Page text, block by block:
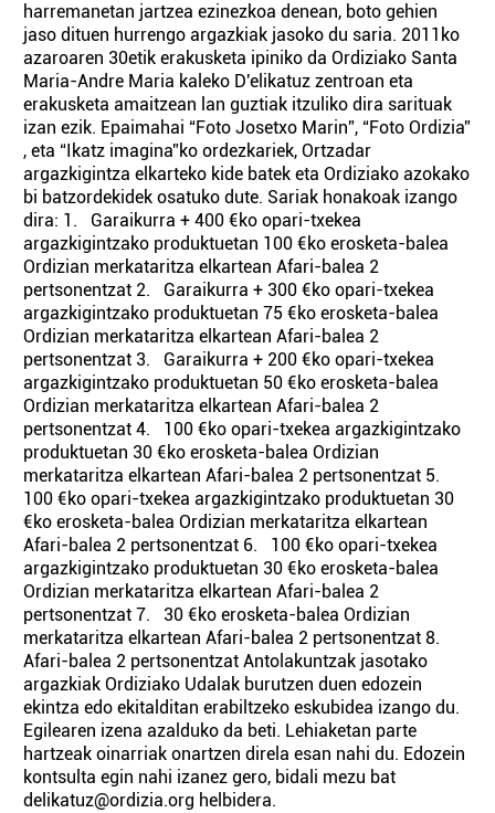
harremanetan jartzea ezinezkoa denean, boto gehien
jaso dituen hurrengo argazkiak jasoko du saria. 2011ko
azaroaren 30etik erakusketa ipiniko da Ordiziako Santa
Maria-Andre Maria kaleko D'elikatuz zentroan eta
erakusketa amaitzean lan guztiak itzuliko dira sarituak
izan ezik. Epaimahai “Foto Josetxo Marin”, “Foto Ordizia”
, eta “Ikatz imagina”ko ordezkariek, Ortzadar
argazkigintza elkarteko kide batek eta Ordiziako azokako
bi batzordekidek osatuko dute. Sariak honakoak izango
dira: 1. Garaikurra + 400 €ko opari-txekea
argazkigintzako produktuetan 100 €ko erosketa-balea
Ordizian merkataritza elkartean Afari-balea 2
pertsonentzat 2. Garaikurra + 300 €ko opari-txekea
argazkigintzako produktuetan 75 €ko erosketa-balea
Ordizian merkataritza elkartean Afari-balea 2
pertsonentzat 3. Garaikurra + 200 €ko opari-txekea
argazkigintzako produktuetan 50 €ko erosketa-balea
Ordizian merkataritza elkartean Afari-balea 2
pertsonentzat 4. 100 €ko opari-txekea argazkigintzako
produktuetan 30 €ko erosketa-balea Ordizian
merkataritza elkartean Afari-balea 2 pertsonentzat 5.
100 €ko opari-txekea argazkigintzako produktuetan 30
€ko erosketa-balea Ordizian merkataritza elkartean
Afari-balea 2 pertsonentzat 6. 100 €ko opari-txekea
argazkigintzako produktuetan 30 €ko erosketa-balea
Ordizian merkataritza elkartean Afari-balea 2
pertsonentzat 7. 30 €ko erosketa-balea Ordizian
merkataritza elkartean Afari-balea 2 pertsonentzat 8.
Afari-balea 2 pertsonentzat Antolakuntzak jasotako
argazkiak Ordiziako Udalak burutzen duen edozein
ekintza edo ekitalditan erabiltzeko eskubidea izango du.
Egilearen izena azalduko da beti. Lehiaketan parte
hartzeak oinarriak onartzen direla esan nahi du. Edozein
kontsulta egin nahi izanez gero, bidali mezu bat
delikatuz@ordizia.org helbidera.